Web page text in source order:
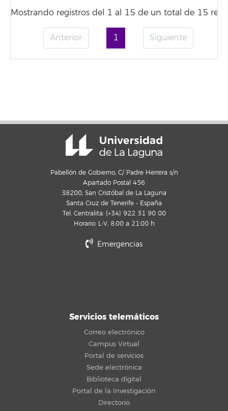
Mostrando registros del 1 al 15 de un total de 15
Anterior 1 Siguiente
Pabellón de Gobierno, C/ Padre Herrera s/n
Apartado Postal 456
38200, San Cristóbal de La Laguna
Santa Cruz de Tenerife - España
Tel. Centralita: (+34) 922 31 90 00
Horario: L-V, 8:00 a 21:00 h
Emergencias
Servicios telemáticos
Correo electrónico
Campus Virtual
Portal de servicios
Sede electrónica
Biblioteca digital
Portal de la Investigación
Directorio